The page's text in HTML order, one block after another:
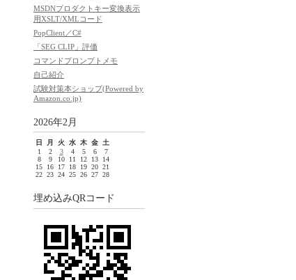
MSDNプロダクトキー変換表示
用XSLT/XMLコード
PopClient／C#
「SEG CLIP」評価
コマンドプロンプトメモ
自己紹介
試験対策本ショップ(Powered by
Amazon.co.jp)
2026年2月
日 月 火 水 木 金 土
1
2 3 4 5 6
7
8
9 10 11 12 13
14
15
16 17 18 19 20 21
22 23 24 25 26 27 28
埋め込みQRコード